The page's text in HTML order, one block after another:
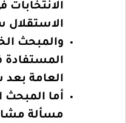
الانتخابات
الاستقلال سنة
والمبحث
المستفادة
العامة بعد سنة
أما المبحث
مسألة